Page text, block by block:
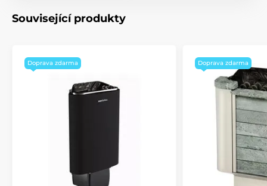
Související produkty
Doprava zdarma Doprava zdarma